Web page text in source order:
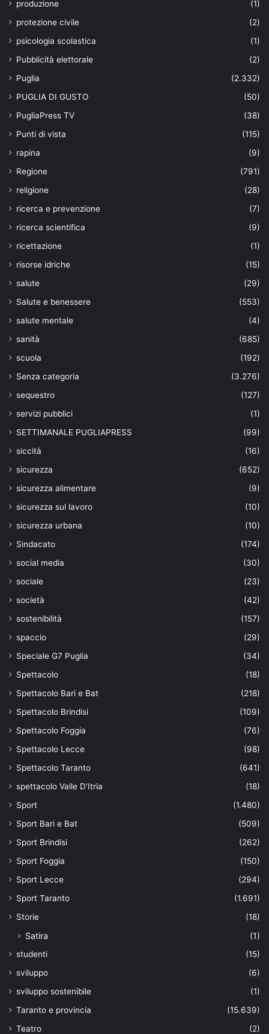
produzione
(1)
protezione civile
(2)
psicologia scolastica
(1)
Pubblicità elettorale
(2)
Puglia
(2.332)
PUGLIA DI GUSTO
(50)
PugliaPress TV
(38)
Punti di vista
(115)
rapina
(9)
Regione
(791)
religione
(28)
ricerca e prevenzione
(7)
ricerca scientifica
(9)
ricettazione
(1)
risorse idriche
(15)
salute
(29)
Salute e benessere
(553)
salute mentale
(4)
sanità
(685)
scuola
(192)
Senza categoria
(3.276)
sequestro
(127)
servizi pubblici
(1)
SETTIMANALE PUGLIAPRESS
(99)
siccità
(16)
sicurezza
(652)
sicurezza alimentare
(9)
sicurezza sul lavoro
(10)
sicurezza urbana
(10)
Sindacato
(174)
social media
(30)
sociale
(23)
società
(42)
sostenibilità
(157)
spaccio
(29)
Speciale G7 Puglia
(34)
Spettacolo
(18)
Spettacolo Bari e Bat
(218)
Spettacolo Brindisi
(109)
Spettacolo Foggia
(76)
Spettacolo Lecce
(98)
Spettacolo Taranto
(641)
spettacolo Valle D'Itria
(18)
Sport
(1.480)
Sport Bari e Bat
(509)
Sport Brindisi
(262)
Sport Foggia
(150)
Sport Lecce
(294)
Sport Taranto
(1.691)
Storie
(18)
Satira (1)
studenti
(15)
sviluppo
(6)
sviluppo sostenibile
(1)
Taranto e provincia
(15.639)
Teatro
(2)